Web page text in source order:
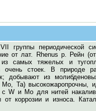
группы периодической
от лат. Rhenus р. Рейн
самых тяжелых и
стоек. В природе
добывают из
Ta) высокожаропрочны,
с W и Мо для нитей
коррозии и износа.